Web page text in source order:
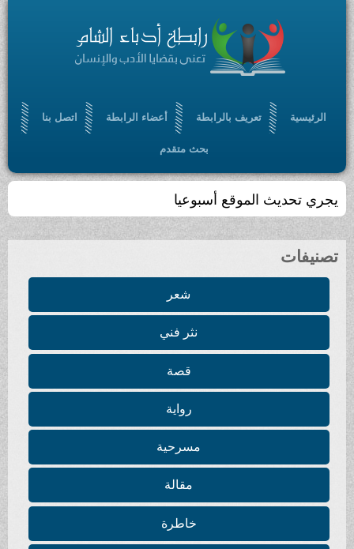
الرئيسية تعريف بالرابطة أعضاء الرابطة اتصل بنا
بحث متقدم
يجري تحديث الموقع أسبوعيا
تصنيفات
شعر
نثر فني
قصة
رواية
مسرحية
مقالة
خاطرة